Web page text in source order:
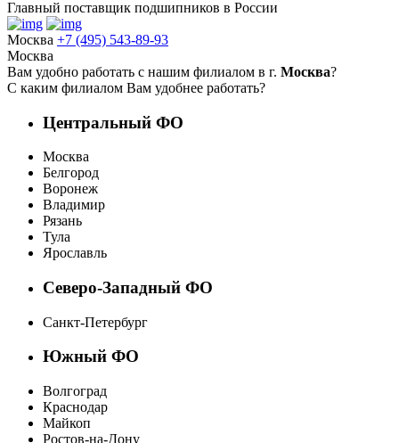
Главный поставщик подшипников в России
Москва +7 (495) 543-89-93
Москва
Вам удобно работать с нашим филиалом в г. Москва?
С каким филиалом Вам удобнее работать?
Центральный ФО
Москва
Белгород
Воронеж
Владимир
Рязань
Тула
Ярославль
Северо-Западный ФО
Санкт-Петербург
Южный ФО
Волгоград
Краснодар
Майкоп
Ростов-на-Дону